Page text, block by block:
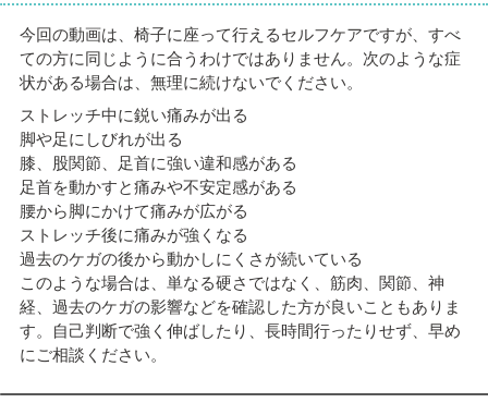
今回の動画は、椅子に座って行えるセルフケアですが、すべ
ての方に同じように合うわけではありません。次のような症
状がある場合は、無理に続けないでください。
ストレッチ中に鋭い痛みが出る
脚や足にしびれが出る
膝、股関節、足首に強い違和感がある
足首を動かすと痛みや不安定感がある
腰から脚にかけて痛みが広がる
ストレッチ後に痛みが強くなる
過去のケガの後から動かしにくさが続いている
このような場合は、単なる硬さではなく、筋肉、関節、神
経、過去のケガの影響などを確認した方が良いこともありま
す。自己判断で強く伸ばしたり、長時間行ったりせず、早め
にご相談ください。